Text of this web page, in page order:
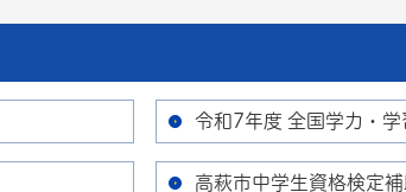
令和7年度 全国学力・
高萩市中学生資格検定